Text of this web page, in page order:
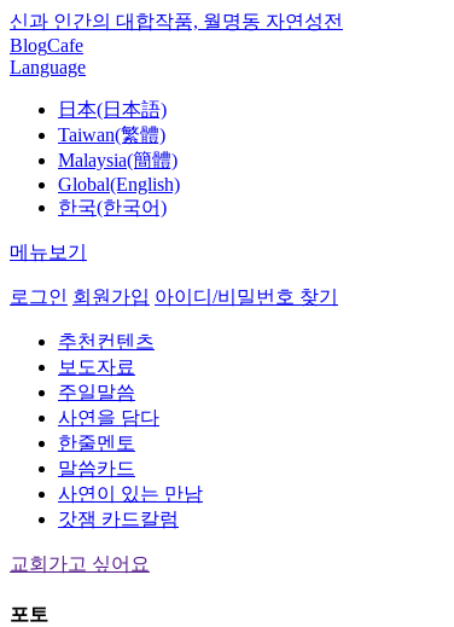
신과 인간의 대합작품, 월명동 자연성전
BlogCafe
Language
日本(日本語)
Taiwan(繁體)
Malaysia(簡體)
Global(English)
한국(한국어)
메뉴보기
로그인 회원가입 아이디/비밀번호 찾기
추천컨텐츠
보도자료
주일말씀
사연을 담다
한줄멘토
말씀카드
사연이 있는 만남
갓잼 카드칼럼
교회가고 싶어요
포토